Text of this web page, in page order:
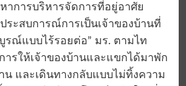
าการบริหารจัดการที่อยู่อาศัย
ระสบการณ์การเป็นเจ้าของบ้านที่
รณ์แบบไร้รอยต่อ” มร. ตามไท
ารให้เจ้าของบ้านและแขกได้มาพัก
น และเดินทางกลับแบบไม่ทิ้งความ